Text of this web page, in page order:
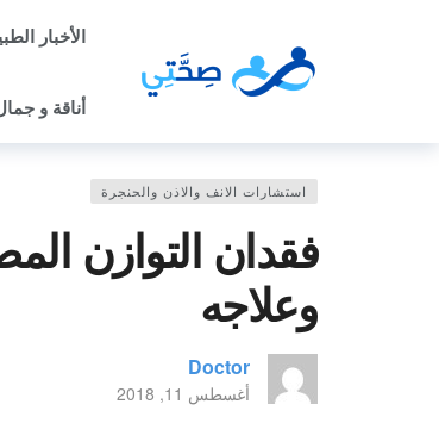
الأخبار
أناقة و
استشارات الانف والاذن والحنجرة
فقدان التوازن
وعلاجه
Doctor
أغسطس 11, 2018